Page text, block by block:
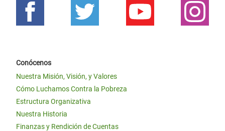
Conócenos
Nuestra Misión, Visión, y Valores
Cómo Luchamos Contra la Pobreza
Estructura Organizativa
Nuestra Historia
Finanzas y Rendición de Cuentas